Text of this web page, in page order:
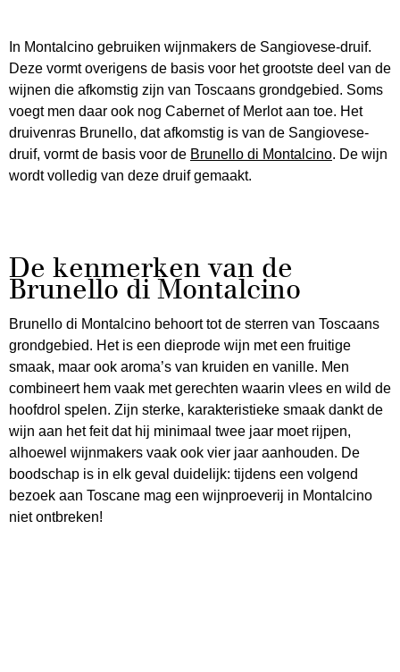
In Montalcino gebruiken wijnmakers de Sangiovese-druif.
Deze vormt overigens de basis voor het grootste deel van de
wijnen die afkomstig zijn van Toscaans grondgebied. Soms
voegt men daar ook nog Cabernet of Merlot aan toe. Het
druivenras Brunello, dat afkomstig is van de Sangiovese-
druif, vormt de basis voor de Brunello di Montalcino. De wijn
wordt volledig van deze druif gemaakt.
De kenmerken van de
Brunello di Montalcino
Brunello di Montalcino behoort tot de sterren van Toscaans
grondgebied. Het is een dieprode wijn met een fruitige
smaak, maar ook aroma’s van kruiden en vanille. Men
combineert hem vaak met gerechten waarin vlees en wild de
hoofdrol spelen. Zijn sterke, karakteristieke smaak dankt de
wijn aan het feit dat hij minimaal twee jaar moet rijpen,
alhoewel wijnmakers vaak ook vier jaar aanhouden. De
boodschap is in elk geval duidelijk: tijdens een volgend
bezoek aan Toscane mag een wijnproeverij in Montalcino
niet ontbreken!